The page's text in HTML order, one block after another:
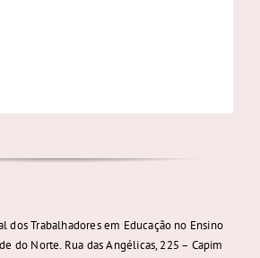
dos Trabalhadores em Educação no Ensino
do Norte. Rua das Angélicas, 225 – Capim